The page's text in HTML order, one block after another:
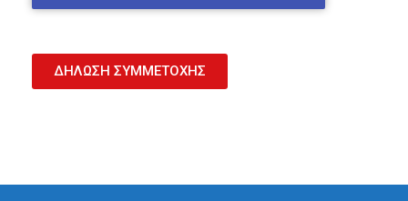
ΔΗΛΩΣΗ ΣΥΜΜΕΤΟΧΗΣ